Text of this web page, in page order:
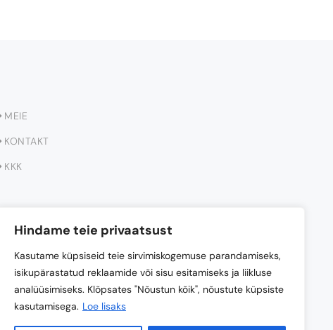
Hindame teie privaatsust
Kasutame küpsiseid teie sirvimiskogemuse parandamiseks,
isikupärastatud reklaamide või sisu esitamiseks ja liikluse
analüüsimiseks. Klõpsates "Nõustun kõik", nõustute küpsiste
kasutamisega. Loe lisaks
MEIE
KONTAKT
KKK